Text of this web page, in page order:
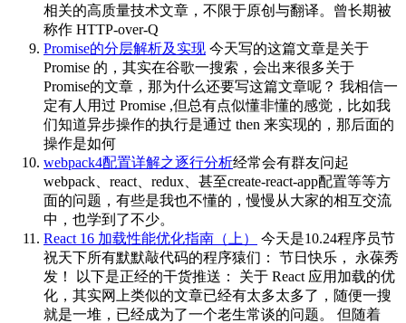
相关的高质量技术文章，不限于原创与翻译。曾长期被
称作 HTTP-over-Q
Promise的分层解析及实现 今天写的这篇文章是关于
Promise 的，其实在谷歌一搜索，会出来很多关于
Promise的文章，那为什么还要写这篇文章呢？ 我相信一
定有人用过 Promise ,但总有点似懂非懂的感觉，比如我
们知道异步操作的执行是通过 then 来实现的，那后面的
操作是如何
webpack4配置详解之逐行分析经常会有群友问起
webpack、react、redux、甚至create-react-app配置等等方
面的问题，有些是我也不懂的，慢慢从大家的相互交流
中，也学到了不少。
React 16 加载性能优化指南（上）
今天是10.24程序员节
祝天下所有默默敲代码的程序猿们： 节日快乐， 永葆秀
发！ 以下是正经的干货推送： 关于 React 应用加载的优
化，其实网上类似的文章已经有太多太多了，随便一搜
就是一堆，已经成为了一个老生常谈的问题。 但随着